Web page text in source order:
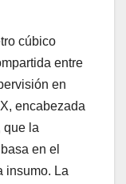
cúbico
entre
en
encabezada
que la
en el
insumo. La